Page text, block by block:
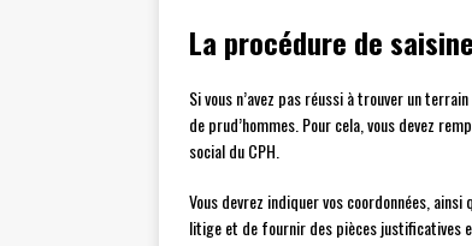
La procédure de
Si vous n’avez pas réussi à trouver un
de prud’hommes. Pour cela, vous devez
social du CPH.
Vous devrez indiquer vos coordonnées,
litige et de fournir des pièces justificatives